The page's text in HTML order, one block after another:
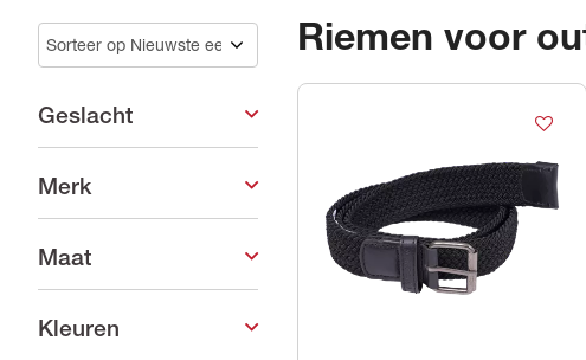
Geslacht
Merk
Maat
Kleuren
Riemen voor